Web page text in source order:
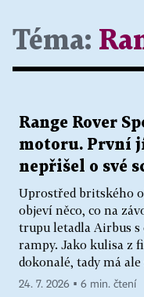
Téma:
Range Rover
motoru. První
nepřišel o své
Uprostřed britského
objeví něco, co na
trupu letadla Airbus
rampy. Jako kulisa z
dokonalé, tady má
24. 7. 2026 ▪ 6 min. čtení